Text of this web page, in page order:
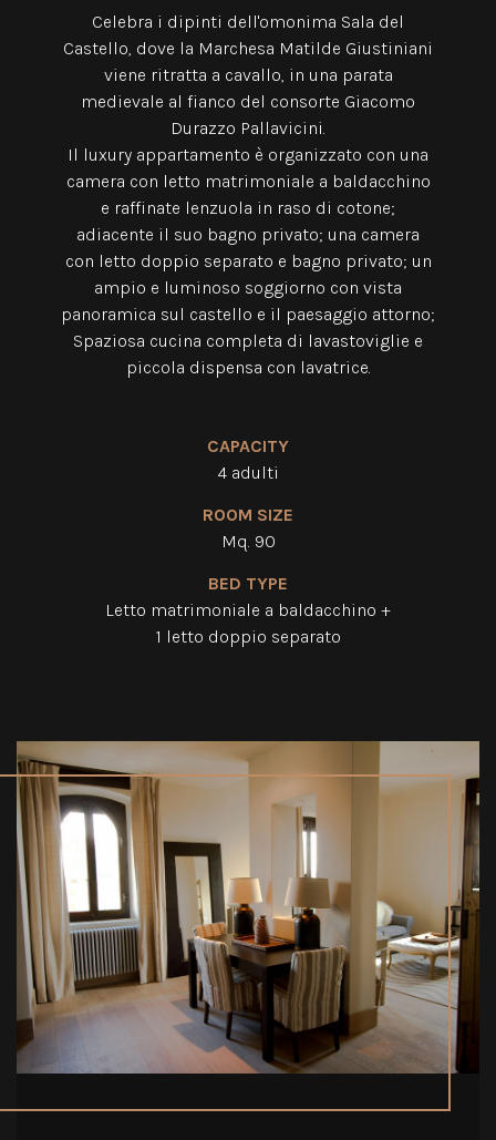
Celebra i dipinti dell'omonima Sala del
Castello, dove la Marchesa Matilde Giustiniani
viene ritratta a cavallo, in una parata
medievale al fianco del consorte Giacomo
Durazzo Pallavicini.
Il luxury appartamento è organizzato con una
camera con letto matrimoniale a baldacchino
e raffinate lenzuola in raso di cotone;
adiacente il suo bagno privato; una camera
con letto doppio separato e bagno privato; un
ampio e luminoso soggiorno con vista
panoramica sul castello e il paesaggio attorno;
Spaziosa cucina completa di lavastoviglie e
piccola dispensa con lavatrice.
CAPACITY
4 adulti
ROOM SIZE
Mq. 90
BED TYPE
Letto matrimoniale a baldacchino +
1 letto doppio separato